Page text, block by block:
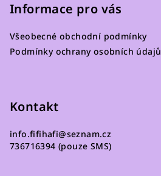
Informace pro vás
Všeobecné obchodní podmínky
Podmínky ochrany osobních údajů
Kontakt
info.fifihafi@seznam.cz
736716394 (pouze SMS)